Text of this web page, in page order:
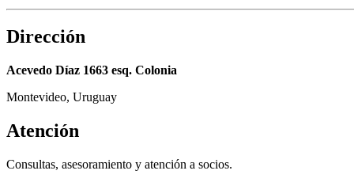
Dirección
Acevedo Díaz 1663 esq. Colonia
Montevideo, Uruguay
Atención
Consultas, asesoramiento y atención a socios.